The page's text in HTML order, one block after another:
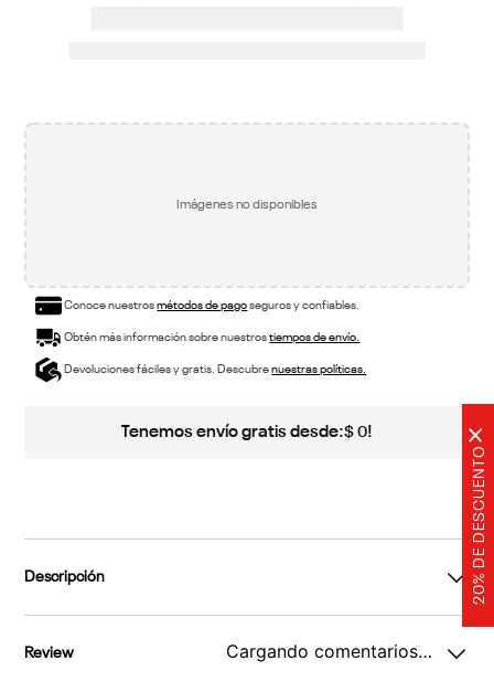
20% DE DESCUENTO
×
Imágenes no disponibles
Conoce nuestrosmétodos de pagoseguros y confiables.
Obtén más información sobre nuestrostiempos de envío.
Devoluciones fáciles y gratis. Descubrenuestras políticas.
Tenemos envío gratis desde:$ 0!
Descripción
Review Cargando comentarios…